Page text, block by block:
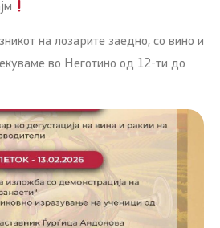
на лозарите заедно, со вино и
во Неготино од 12-ти до